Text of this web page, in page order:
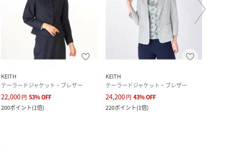
KEITH
テーラードジャケット・ブレザー
22,000円 53%OFF
200ポイント(1倍)
KEITH
テーラードジャケット・ブレザー
24,200円 43%OFF
220ポイント(1倍)